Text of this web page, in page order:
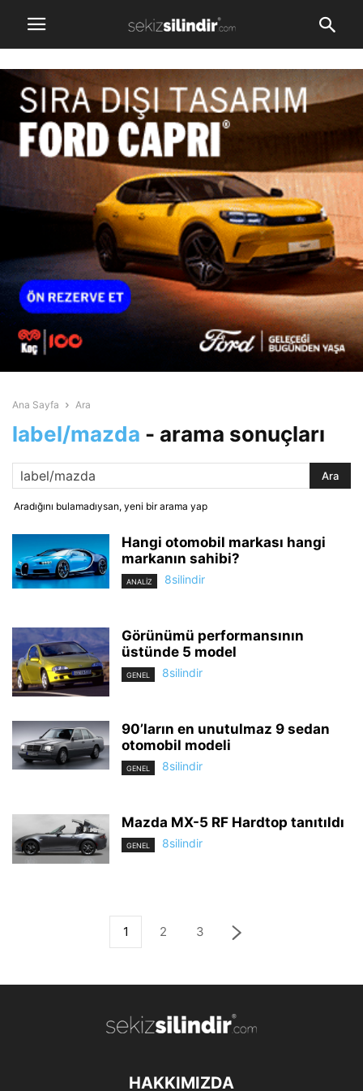
Ana Sayfa Ara
label/mazda - arama sonuçları
Aradığını bulamadıysan, yeni bir arama yap
Hangi otomobil markası hangi
markanın sahibi?
ANALİZ 8silindir
Görünümü performansının
üstünde 5 model
GENEL 8silindir
90’ların en unutulmaz 9 sedan
otomobil modeli
GENEL 8silindir
Mazda MX-5 RF Hardtop tanıtıldı
GENEL 8silindir
1 2 3
HAKKIMIZDA